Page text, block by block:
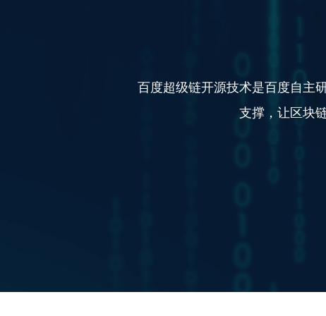
百度超级链开源技术是百度自主
支撑，让区块